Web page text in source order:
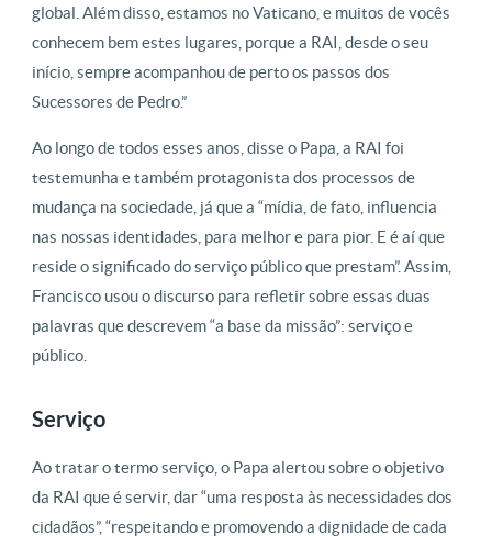
global. Além disso, estamos no Vaticano, e muitos de vocês
conhecem bem estes lugares, porque a RAI, desde o seu
início, sempre acompanhou de perto os passos dos
Sucessores de Pedro.”
Ao longo de todos esses anos, disse o Papa, a RAI foi
testemunha e também protagonista dos processos de
mudança na sociedade, já que a “mídia, de fato, influencia
nas nossas identidades, para melhor e para pior. E é aí que
reside o significado do serviço público que prestam”. Assim,
Francisco usou o discurso para refletir sobre essas duas
palavras que descrevem “a base da missão”: serviço e
público.
Serviço
Ao tratar o termo serviço, o Papa alertou sobre o objetivo
da RAI que é servir, dar “uma resposta às necessidades dos
cidadãos”, “respeitando e promovendo a dignidade de cada